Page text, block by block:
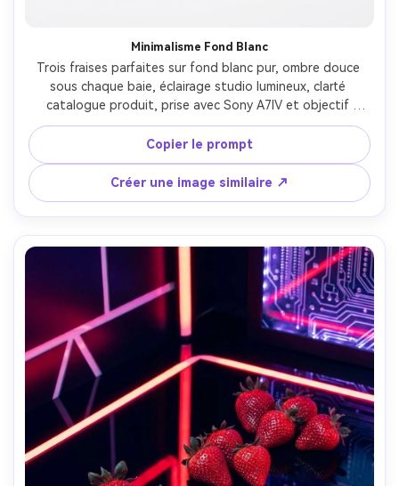
Minimalisme Fond Blanc
Trois fraises parfaites sur fond blanc pur, ombre douce
sous chaque baie, éclairage studio lumineux, clarté
catalogue produit, prise avec Sony A7IV et objectif
70mm, f/8, bords ultra-nets, rouges fidèles, packshot
publicitaire propre --ar 4:5
Copier le prompt
Créer une image similaire ↗